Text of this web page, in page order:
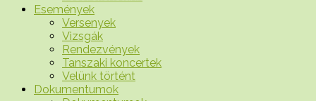
Események
Versenyek
Vizsgák
Rendezvények
Tanszaki koncertek
Velünk történt
Dokumentumok